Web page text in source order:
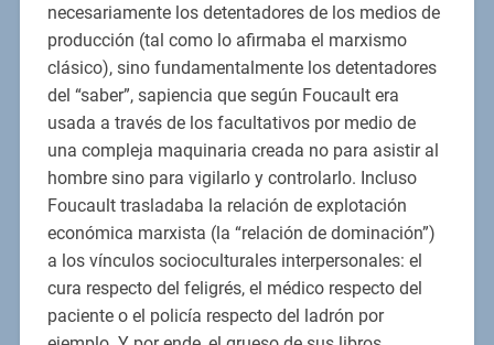
necesariamente los detentadores de los medios de
producción (tal como lo afirmaba el marxismo
clásico), sino fundamentalmente los detentadores
del “saber”, sapiencia que según Foucault era
usada a través de los facultativos por medio de
una compleja maquinaria creada no para asistir al
hombre sino para vigilarlo y controlarlo. Incluso
Foucault trasladaba la relación de explotación
económica marxista (la “relación de dominación”)
a los vínculos socioculturales interpersonales: el
cura respecto del feligrés, el médico respecto del
paciente o el policía respecto del ladrón por